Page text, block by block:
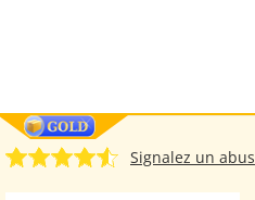
Signalez un abus